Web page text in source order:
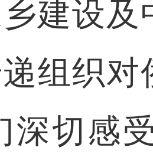
建设及
组织对
切感